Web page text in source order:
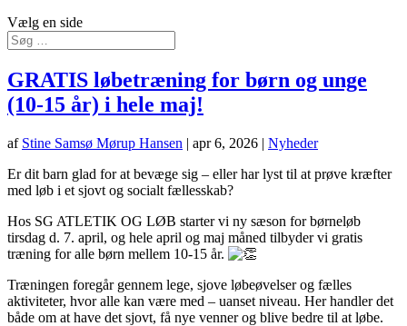
Vælg en side
GRATIS løbetræning for børn og unge
(10-15 år) i hele maj!
af Stine Samsø Mørup Hansen | apr 6, 2026 | Nyheder
Er dit barn glad for at bevæge sig – eller har lyst til at prøve kræfter
med løb i et sjovt og socialt fællesskab?
Hos SG ATLETIK OG LØB starter vi ny sæson for børneløb
tirsdag d. 7. april, og hele april og maj måned tilbyder vi gratis
træning for alle børn mellem 10-15 år.
Træningen foregår gennem lege, sjove løbeøvelser og fælles
aktiviteter, hvor alle kan være med – uanset niveau. Her handler det
både om at have det sjovt, få nye venner og blive bedre til at løbe.